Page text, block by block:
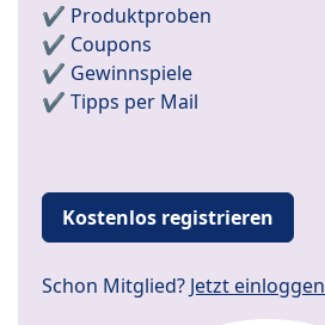
✔️ Produktproben
✔️ Coupons
✔️ Gewinnspiele
✔️ Tipps per Mail
Kostenlos registrieren
Schon Mitglied? Jetzt einloggen